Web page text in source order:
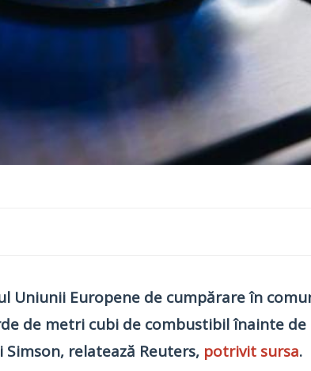
Uniunii Europene de cumpărare în
de metri cubi de combustibil înainte
relatează Reuters, potrivit sursa.